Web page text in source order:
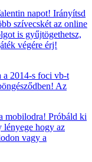
napot! Irányítsd
szívecskét az online
is gyűjtögethetsz,
végére érj!
a 2014-s foci vb-t
Az
mobilodra! Próbáld ki
hogy az
vagy a